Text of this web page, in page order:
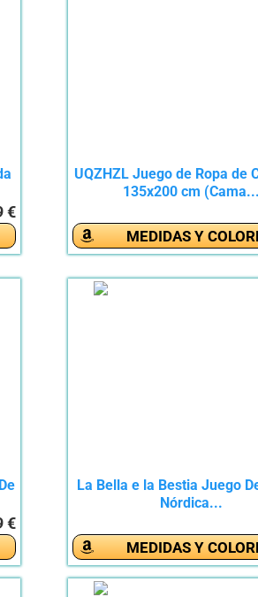
€
UQZHZL Juego de Ropa de
135x200 cm (Cama...
MEDIDAS Y
€
La Bella e la Bestia Juego
Nórdica...
MEDIDAS Y